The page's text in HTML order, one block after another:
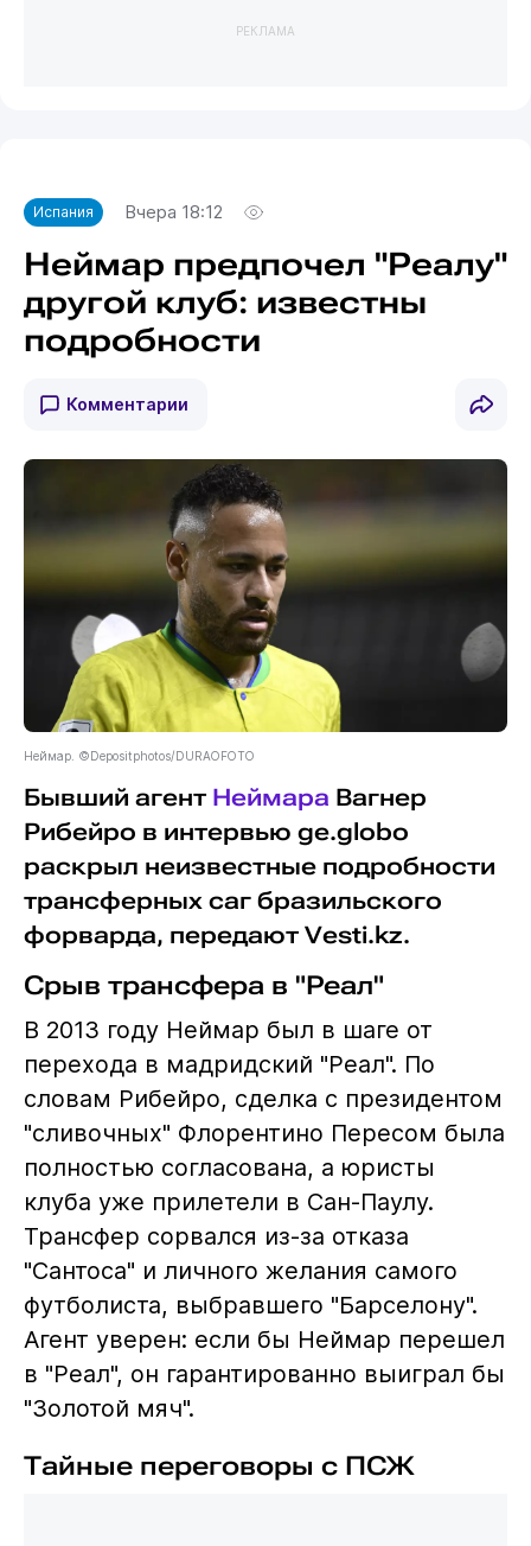
РЕКЛАМА
Испания Вчера 18:12
Неймар предпочел "Реалу"
другой клуб: известны
подробности
Комментарии
Неймар. ©Depositphotos/DURAOFOTO
Бывший агент Неймара Вагнер
Рибейро в интервью ge.globo
раскрыл неизвестные подробности
трансферных саг бразильского
форварда, передают Vesti.kz.
Срыв трансфера в "Реал"
В 2013 году Неймар был в шаге от
перехода в мадридский "Реал". По
словам Рибейро, сделка с президентом
"сливочных" Флорентино Пересом была
полностью согласована, а юристы
клуба уже прилетели в Сан-Паулу.
Трансфер сорвался из-за отказа
"Сантоса" и личного желания самого
футболиста, выбравшего "Барселону".
Агент уверен: если бы Неймар перешел
в "Реал", он гарантированно выиграл бы
"Золотой мяч".
Тайные переговоры с ПСЖ